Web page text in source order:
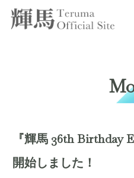
『輝馬 36th Birthday
開始しました！